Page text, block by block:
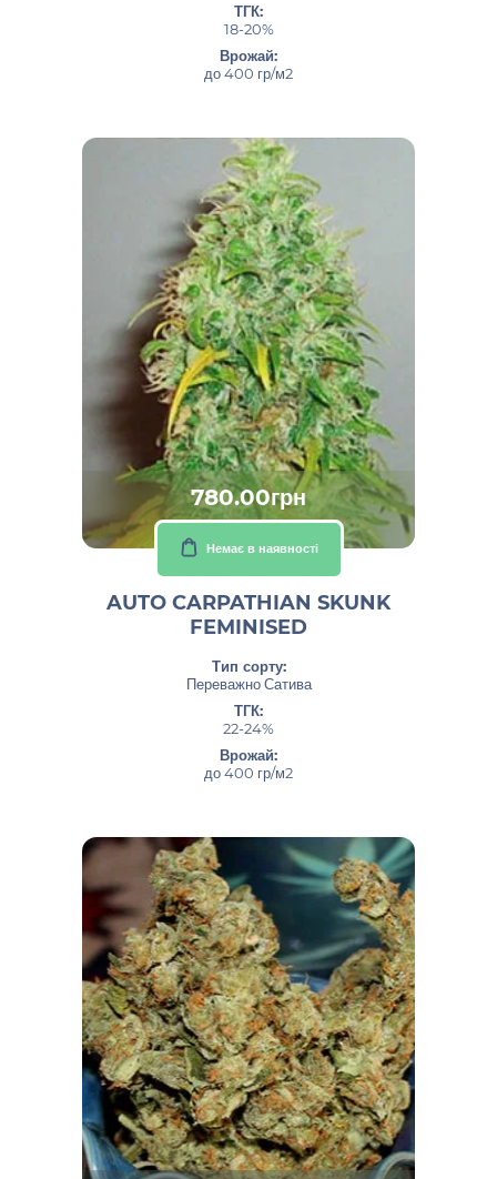
ТГК:
18-20%
Врожай:
до 400 гр/м2
780.00грн
Немає в наявності
AUTO CARPATHIAN SKUNK
FEMINISED
Тип сорту:
Переважно Сатива
ТГК:
22-24%
Врожай:
до 400 гр/м2